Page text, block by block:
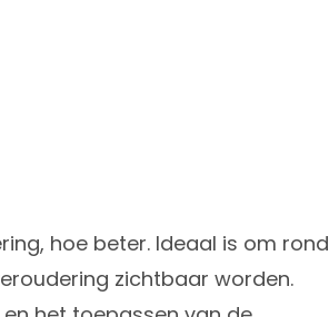
hoe beter. Ideaal is om rond
zichtbaar worden.